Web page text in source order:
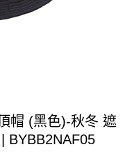
帽 (黑色)-秋冬 遮
BYBB2NAF05